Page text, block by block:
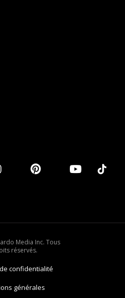
Media Inc. Tous
réservés.
confidentialité
générales